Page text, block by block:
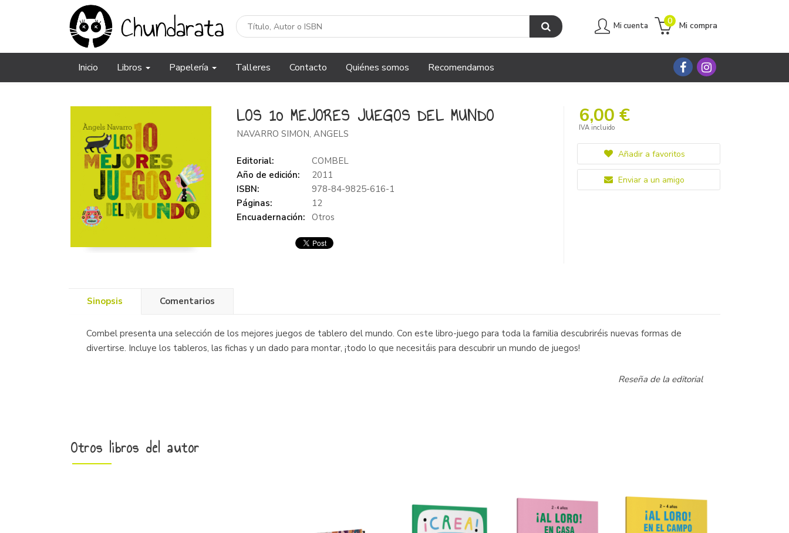
Mi cuenta Mi compra
0
Inicio Libros Papelería Talleres Contacto Quiénes somos Recomendamos
LOS 10 MEJORES JUEGOS DEL MUNDO
NAVARRO SIMON, ANGELS
Editorial:
COMBEL
Año de edición:
2011
ISBN:
978-84-9825-616-1
Páginas:
12
Encuadernación:
Otros
6,00 €
IVA incluido
Añadir a favoritos
Enviar a un amigo
Sinopsis Comentarios
Combel presenta una selección de los mejores juegos de tablero del mundo. Con este libro-juego para toda la familia descubriréis nuevas formas de
divertirse. Incluye los tableros, las fichas y un dado para montar, ¡todo lo que necesitáis para descubrir un mundo de juegos!
Reseña de la editorial
Otros libros del autor